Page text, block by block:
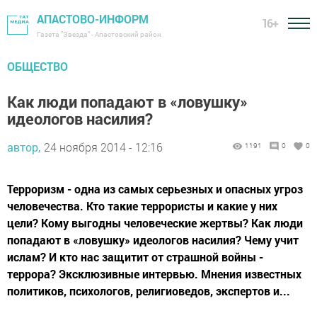
АПАСТОВО-ИНФОРМ
Газета "Звезда" - Апастовский район
16+
ОБЩЕСТВО
Как люди попадают в «ловушку»
идеологов насилия?
автор, 24 ноября 2014 - 12:16 1191 0 0
Терроризм - одна из самых серьезных и опасных угроз
человечества. Кто такие террористы и какие у них
цели? Кому выгодны человеческие жертвы? Как люди
попадают в «ловушку» идеологов насилия? Чему учит
ислам? И кто нас защитит от страшной войны -
террора? Эксклюзивные интервью. Мнения известных
политиков, психологов, религиоведов, экспертов и...